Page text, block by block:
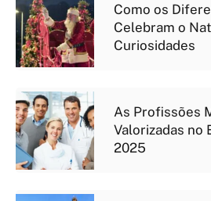
Como os
Celebram o
Curiosidades
As Profissões
Valorizadas no
2025